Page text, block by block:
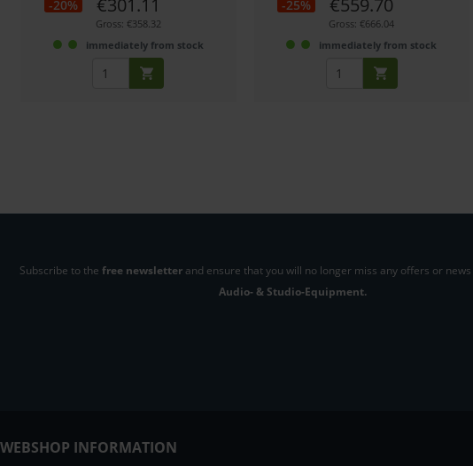
-20%
Gross: €358.32
immediately from stock
-25%
Gross: €666.04
immediately from stock
Subscribe to the free newsletterand ensure that you will no longer miss any offers or
Audio- & Studio-Equipment.
WEBSHOP INFORMATION